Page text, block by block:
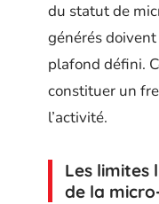
du statut de
générés doivent
plafond défini.
constituer un
l’activité.
Les limites
de la